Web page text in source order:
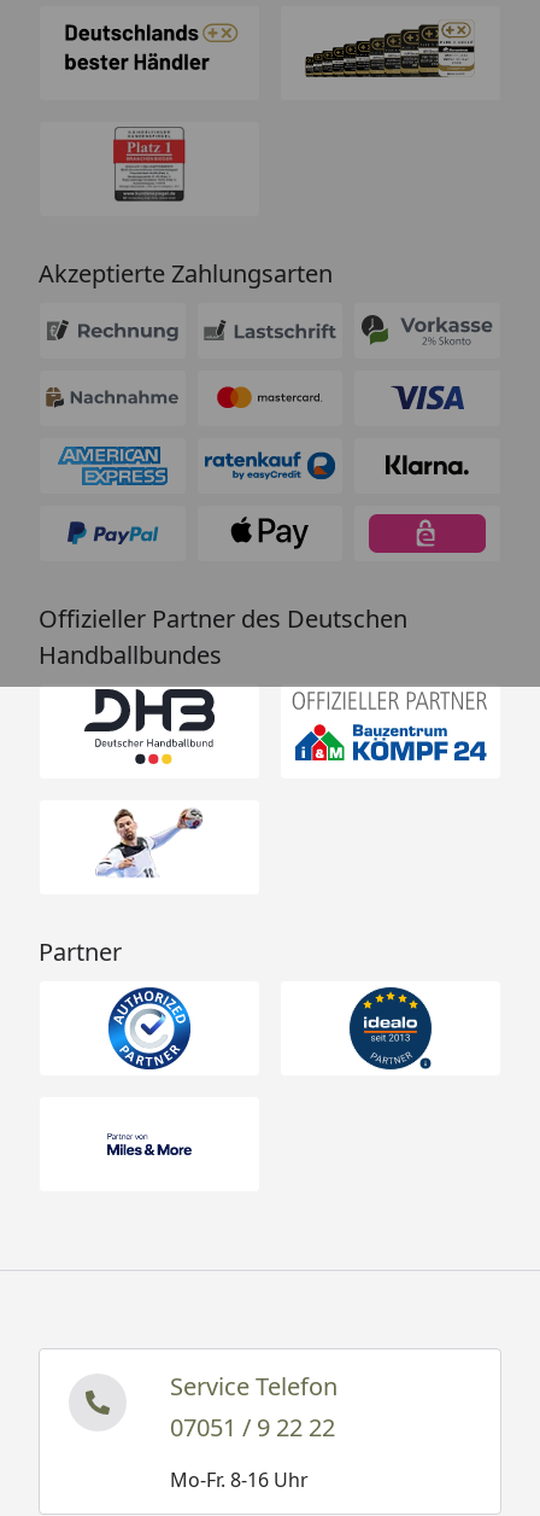
Akzeptierte Zahlungsarten
Offizieller Partner des Deutschen
Handballbundes
Partner
Service Telefon
07051 / 9 22 22
Mo-Fr. 8-16 Uhr